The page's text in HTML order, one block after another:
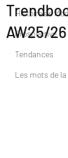
Histoire de
Prospective
Tendances
Les mots de
AW25/26